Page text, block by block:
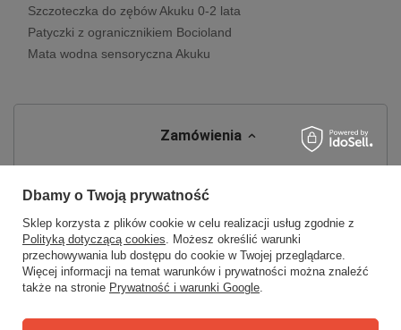
Szczoteczka do zębów Akuku 0-2 lata
Patyczki z ogranicznikiem Bocioland
Mata wodna sensoryczna Akuku
Zamówienia
Status zamówienia
Śledzenie przesyłki
Chcę zareklamować produkt
Chcę zwrócić produkt
Chcę wymienić towar
Kontakt
Dbamy o Twoją prywatność
Sklep korzysta z plików cookie w celu realizacji usług zgodnie z
Polityką dotyczącą cookies. Możesz określić warunki
przechowywania lub dostępu do cookie w Twojej przeglądarce.
Więcej informacji na temat warunków i prywatności można znaleźć
także na stronie Prywatność i warunki Google.